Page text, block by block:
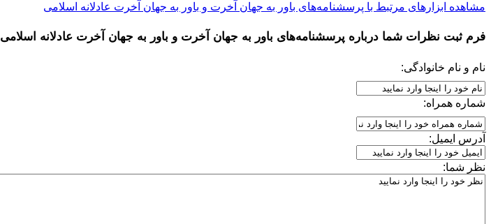
مشاهده ابزارهای مرتبط با پرسشنامه‌های باور به جهان آخرت و باور به جهان آخرت عادلانه اسلامی
فرم ثبت نظرات شما درباره پرسشنامه‌های باور به جهان آخرت و باور به جهان آخرت عادلانه اسلامی
نام و نام خانوادگی:
شماره همراه:
آدرس ایمیل:
نظر شما: